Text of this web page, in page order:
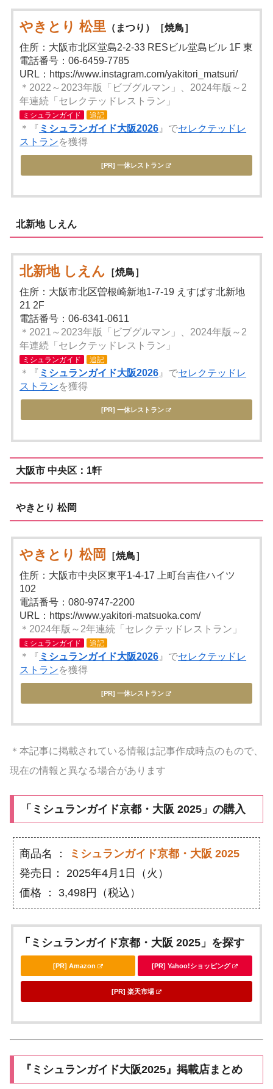
やきとり 松里
（まつり）［焼鳥］
住所：大阪市北区堂島2-2-33 RESビル堂島ビル 1F 東
電話番号：06-6459-7785
URL：https://www.instagram.com/yakitori_matsuri/
＊2022～2023年版「ビブグルマン」、2024年版～2
年連続「セレクテッドレストラン」
ミシュランガイド 追記
＊『 ミシュランガイド大阪2026 』でセレクテッドレ
ストランを獲得
[PR] 一休レストラン
北新地 しえん
北新地 しえん ［焼鳥］
住所：大阪市北区曽根崎新地1-7-19 えすぱす北新地
21 2F
電話番号：06-6341-0611
＊2021～2023年版「ビブグルマン」、2024年版～2
年連続「セレクテッドレストラン」
ミシュランガイド 追記
＊『 ミシュランガイド大阪2026 』でセレクテッドレ
ストランを獲得
[PR] 一休レストラン
大阪市 中央区：1軒
やきとり 松岡
やきとり 松岡
［焼鳥］
住所：大阪市中央区東平1-4-17 上町台吉住ハイツ
102
電話番号：080-9747-2200
URL：https://www.yakitori-matsuoka.com/
＊2024年版～2年連続「セレクテッドレストラン」
ミシュランガイド 追記
＊『 ミシュランガイド大阪2026 』でセレクテッドレ
ストランを獲得
[PR] 一休レストラン
＊本記事に掲載されている情報は記事作成時点のもので、
現在の情報と異なる場合があります
「ミシュランガイド京都・大阪 2025」の購入
商品名 ：
ミシュランガイド京都・大阪 2025
発売日： 2025年4月1日（火）
価格 ： 3,498円（税込）
「ミシュランガイド京都・大阪 2025」を探す
[PR] Amazon [PR] Yahoo!ショッピング
[PR] 楽天市場
『ミシュランガイド大阪2025』掲載店まとめ